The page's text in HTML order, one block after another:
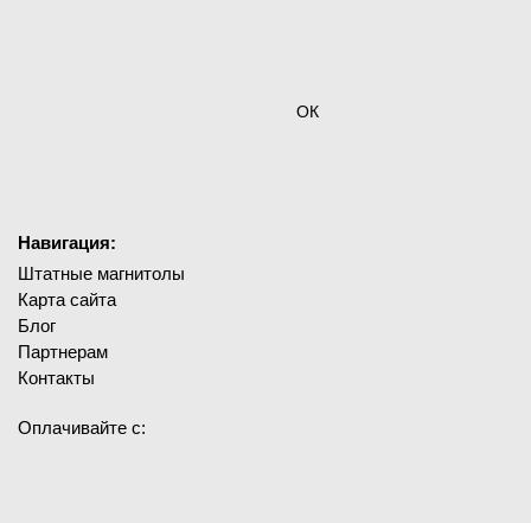
ОК
Навигация:
Штатные магнитолы
Карта сайта
Блог
Партнерам
Контакты
Оплачивайте с: